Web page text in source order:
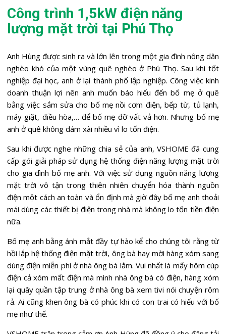
Công trình 1,5kW điện năng
lượng mặt trời tại Phú Thọ
Anh Hùng được sinh ra và lớn lên trong một gia đình nông dân
nghèo khó của một vùng quê nghèo ở Phú Thọ. Sau khi tốt
nghiệp đại học, anh ở lại thành phố lập nghiệp. Công việc kinh
doanh thuận lợi nên anh muốn báo hiếu đến bố mẹ ở quê
bằng việc sắm sửa cho bố mẹ nồi cơm điện, bếp từ, tủ lạnh,
máy giặt, điều hòa,… để bố mẹ đỡ vất vả hơn. Nhưng bố mẹ
anh ở quê không dám xài nhiều vì lo tốn điện.
Sau khi được nghe những chia sẻ của anh, VSHOME đã cung
cấp gói giải pháp sử dụng hệ thống điện năng lượng mặt trời
cho gia đình bố mẹ anh. Với việc sử dụng nguồn năng lượng
mặt trời vô tận trong thiên nhiên chuyển hóa thành nguồn
điện một cách an toàn và ổn định mà giờ đây bố mẹ anh thoải
mái dùng các thiết bị điện trong nhà mà không lo tốn tiền điện
nữa.
Bố mẹ anh bằng ánh mắt đầy tự hào kể cho chúng tôi rằng từ
hồi lắp hệ thống điện mặt trời, ông bà hay mời hàng xóm sang
dùng điện miễn phí ở nhà ông bà lắm. Vui nhất là mấy hôm cúp
điện cả xóm mất điện mà mình nhà ông bà có điện, hàng xóm
lại quây quần tập trung ở nhà ông bà xem tivi nói chuyện rôm
rả. Ai cũng khen ông bà có phúc khi có con trai có hiếu với bố
mẹ như thế.